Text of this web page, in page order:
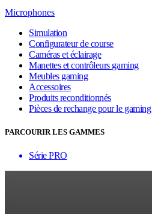
Microphones
Simulation
Configurateur de course
Caméras et éclairage
Manettes et contrôleurs gaming
Meubles gaming
Accessoires
Produits reconditionnés
Pièces de rechange pour le gaming
PARCOURIR LES GAMMES
Série PRO